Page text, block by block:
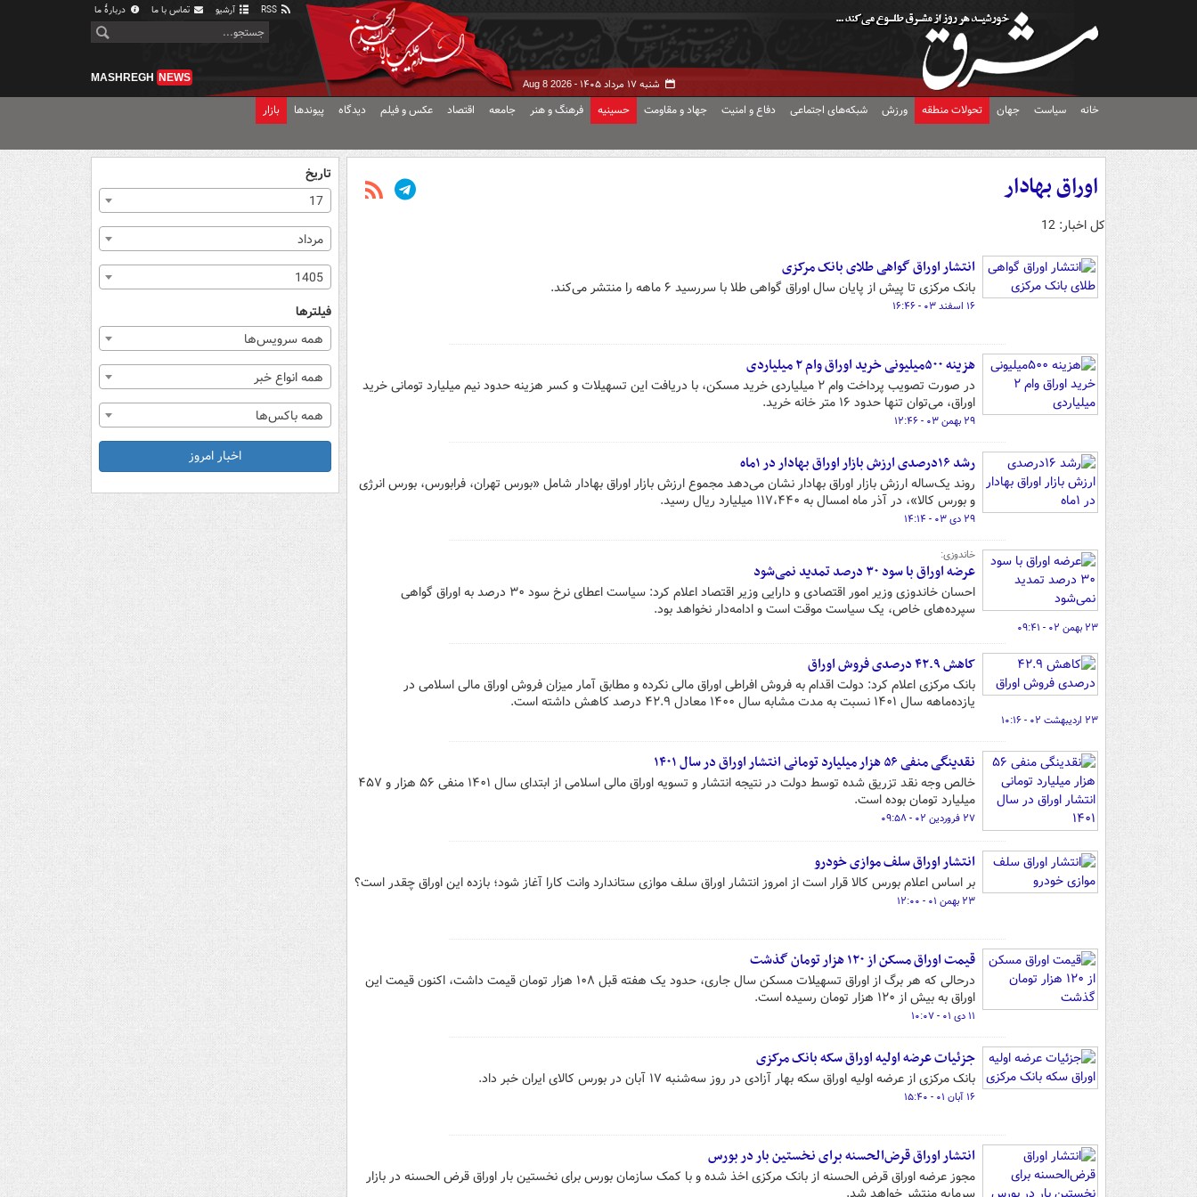
آرشیو تماس با ما دربارهٔ ما
شنبه ۱۷ مرداد ۱۴۰۵ - Aug 8 2026
MASHREGH NEWS
خانه سیاست جهان تحولات منطقه ورزش شبکه‌های اجتماعی دفاع و امنیت جهاد و مقاومت حسینیه فرهنگ و هنر جامعه اقتصاد عکس و فیلم دیدگاه پیوندها بازار
اوراق بهادار
کل اخبار: 12
انتشار اوراق گواهی طلای بانک مرکزی
بانک مرکزی تا پیش از پایان سال اوراق گواهی طلا با سررسید ۶ ماهه را منتشر می‌کند.
۱۶ اسفند ۰۳ - ۱۶:۴۶
هزینه ۵۰۰میلیونی خرید اوراق وام ۲ میلیاردی
در صورت تصویب پرداخت وام ۲ میلیاردی خرید مسکن، با دریافت این تسهیلات و کسر هزینه حدود نیم میلیارد تومانی خرید
اوراق، می‌توان تنها حدود ۱۶ متر خانه خرید.
۲۹ بهمن ۰۳ - ۱۲:۴۶
رشد ۱۶درصدی ارزش بازار اوراق بهادار در ۱ماه
روند یک‌ساله ارزش بازار اوراق بهادار نشان می‌دهد مجموع ارزش بازار اوراق بهادار شامل «بورس تهران، فرابورس، بورس انرژی
و بورس کالا»، در آذر ماه امسال به ۱۱۷،۴۴۰ میلیارد ریال رسید.
۲۹ دی ۰۳ - ۱۴:۱۴
خاندوزی:
عرضه اوراق با سود ۳۰ درصد تمدید نمی‌شود
احسان خاندوزی وزیر امور اقتصادی و دارایی وزیر اقتصاد اعلام کرد: سیاست اعطای نرخ سود ۳۰ درصد به اوراق گواهی
سپرده‌های خاص، یک سیاست موقت است و ادامه‌دار نخواهد بود.
۲۳ بهمن ۰۲ - ۰۹:۴۱
کاهش ۴۲.۹ درصدی فروش اوراق
بانک مرکزی اعلام کرد: دولت اقدام به فروش افراطی اوراق مالی نکرده و مطابق آمار میزان فروش اوراق مالی اسلامی در
یازده‌ماهه سال ۱۴۰۱ نسبت به مدت مشابه سال ۱۴۰۰ معادل ۴۲.۹ درصد کاهش داشته است.
۲۳ اردیبهشت ۰۲ - ۱۰:۱۶
نقدینگی منفی ۵۶ هزار میلیارد تومانی انتشار اوراق در سال ۱۴۰۱
خالص وجه نقد تزریق شده توسط دولت در نتیجه انتشار و تسویه اوراق مالی اسلامی از ابتدای سال ۱۴۰۱ منفی ۵۶ هزار و ۴۵۷
میلیارد تومان بوده است.
۲۷ فروردین ۰۲ - ۰۹:۵۸
انتشار اوراق سلف موازی خودرو
بر اساس اعلام بورس کالا قرار است از امروز انتشار اوراق سلف موازی ستاندارد وانت کارا آغاز شود؛ بازده این اوراق چقدر است؟
۲۳ بهمن ۰۱ - ۱۲:۰۰
قیمت اوراق مسکن از ۱۲۰ هزار تومان گذشت
درحالی که هر برگ از اوراق تسهیلات مسکن سال جاری، حدود یک هفته قبل ۱۰۸ هزار تومان قیمت داشت، اکنون قیمت این
اوراق به بیش از ۱۲۰ هزار تومان رسیده است.
۱۱ دی ۰۱ - ۱۰:۰۷
جزئیات عرضه اولیه اوراق سکه بانک مرکزی
بانک مرکزی از عرضه اولیه اوراق سکه بهار آزادی در روز سه‌شنبه‌ ۱۷ آبان در بورس کالای ایران خبر داد.
۱۶ آبان ۰۱ - ۱۵:۴۰
انتشار اوراق قرض‌الحسنه برای نخستین بار در بورس
مجوز عرضه اوراق قرض الحسنه از بانک مرکزی اخذ شده و با کمک سازمان بورس برای نخستین بار اوراق قرض الحسنه در بازار
تاریخ
17
مرداد
1405
فیلترها
همه سرویس‌ها
همه انواع خبر
همه باکس‌ها
اخبار امروز